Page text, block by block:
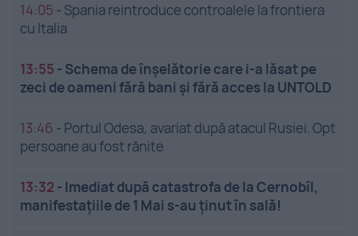
14:05 - Spania reintroduce controalele la frontiera
cu Italia
13:55 - Schema de înșelătorie care i-a lăsat pe
zeci de oameni fără bani și fără acces la UNTOLD
13:46 - Portul Odesa, avariat după atacul Rusiei. Opt
persoane au fost rănite
13:32 - Imediat după catastrofa de la Cernobîl,
manifestațiile de 1 Mai s-au ținut în sală!